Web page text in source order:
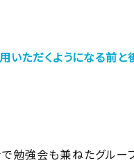
用いただくようになる前
勉強会も兼ねたグルー